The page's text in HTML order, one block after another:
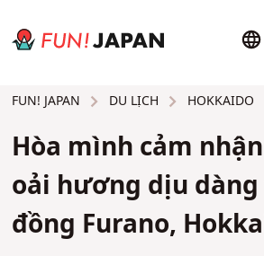
FUN! JAPAN DU LỊCH HOKKAIDO
Hòa mình cảm
oải hương dịu
đồng Furano,